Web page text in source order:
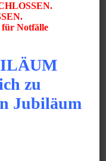
Medicine &
für Notfälle
zu
Jubiläum